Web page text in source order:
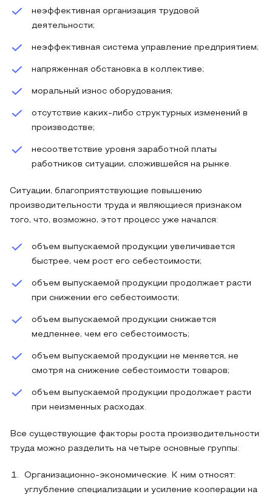
неэффективная организация трудовой
деятельности;
неэффективная система управление предприятием;
напряженная обстановка в коллективе;
моральный износ оборудования;
отсутствие каких-либо структурных изменений в
производстве;
несоответствие уровня заработной платы
работников ситуации, сложившейся на рынке.
Ситуации, благоприятствующие повышению
производительности труда и являющиеся признаком
того, что, возможно, этот процесс уже начался:
объем выпускаемой продукции увеличивается
быстрее, чем рост его себестоимости;
объем выпускаемой продукции продолжает расти
при снижении его себестоимости;
объем выпускаемой продукции снижается
медленнее, чем его себестоимость;
объем выпускаемой продукции не меняется, не
смотря на снижение себестоимости товаров;
объем выпускаемой продукции продолжает расти
при неизменных расходах.
Все существующие факторы роста производительности
труда можно разделить на четыре основные группы:
Организационно-экономические. К ним относят:
углубление специализации и усиление кооперации на